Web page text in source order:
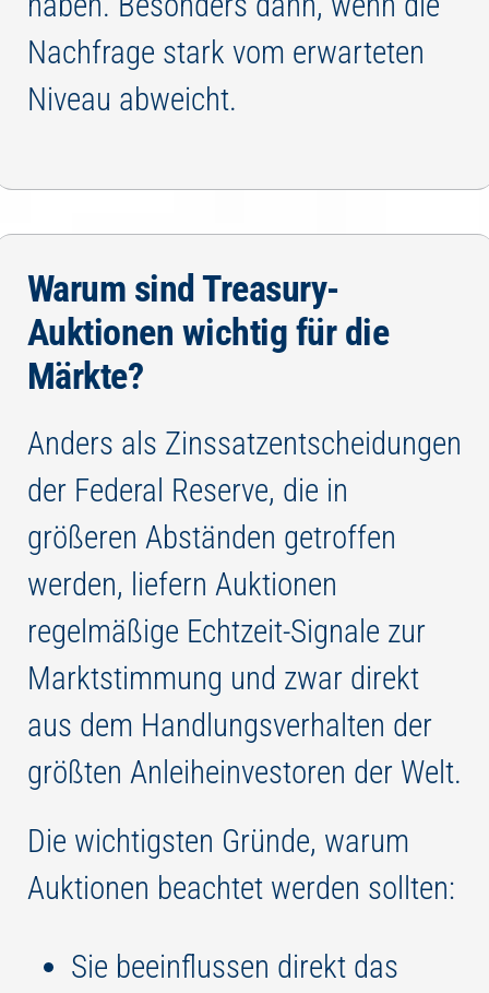
Nachfrage stark vom erwarteten
Niveau abweicht.
Warum sind Treasury-
Auktionen wichtig für die
Märkte?
Anders als Zinssatzentscheidungen
der Federal Reserve, die in
größeren Abständen getroffen
werden, liefern Auktionen
regelmäßige Echtzeit-Signale zur
Marktstimmung und zwar direkt
aus dem Handlungsverhalten der
größten Anleiheinvestoren der Welt.
Die wichtigsten Gründe, warum
Auktionen beachtet werden sollten:
Sie beeinflussen direkt das